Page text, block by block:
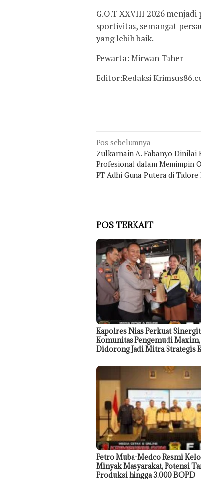
G.O.T XXVIII 2026
sportivitas, semangat
yang lebih baik.
Pewarta: Mirwan Taher
Editor:Redaksi
Navigasi
pos
Pos sebelumnya
Zulkarnain A. Fabanyo Dinilai
Profesional dalam Memimpin
PT Adhi Guna Putera di Tidore
POS TERKAIT
Kapolres Nias Perkuat
Komunitas Pengemudi
Didorong Jadi Mitra Strategis
Petro Muba-Medco Resmi
Minyak Masyarakat, Potensi
Produksi hingga 3.000 BOPD